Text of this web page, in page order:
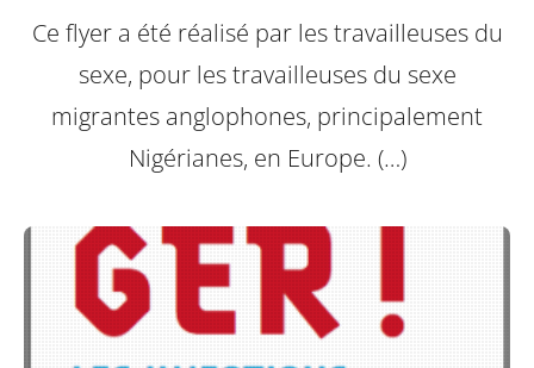
Ce flyer a été réalisé par les travailleuses du
sexe, pour les travailleuses du sexe
migrantes anglophones, principalement
Nigérianes, en Europe. (…)